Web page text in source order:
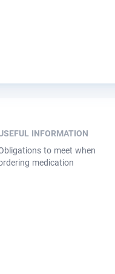
INFORMATION
to meet when
medication